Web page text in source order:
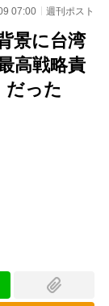
07:00 週刊ポスト
景に台湾
高戦略責
だった